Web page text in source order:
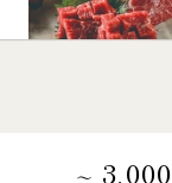
～ 3,000